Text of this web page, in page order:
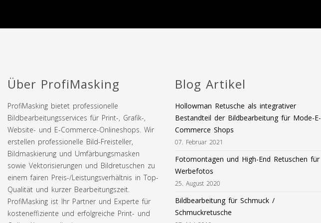
Über ProfiMasking
ProfiMasking bietet professionelle
Bildbearbeitungsservices für Print-, Grafik-,
Website- und E-Commerce-Onlineshops. Wir
erstellen professionelle Bild-Freisteller,
Bildmaskierung und Umfärbungsmasken
sowie Vektorisierungen und Bildretuschen zu
einem fairen Preis-/Leistungsverhältnis in Top-
Qualität und kurzer Bearbeitungszeit.
ProfiMasking ist Ihr Partner und Experte für
kosteneffiziente und erfolgreiche Print- und
Blog Artikel
Hollowman Retusche als integrativer
Bestandteil der Bildbearbeitung für Mode-E-
Commerce Shops
07. Februar 2021
Fotomontagen und High-End Retuschen für
Werbefotos
25. August 2020
Bildbearbeitung für Schmuck /
Schmuckretusche